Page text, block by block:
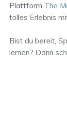
Plattform The
tolles Erlebnis
Bist du bereit,
lernen? Dann